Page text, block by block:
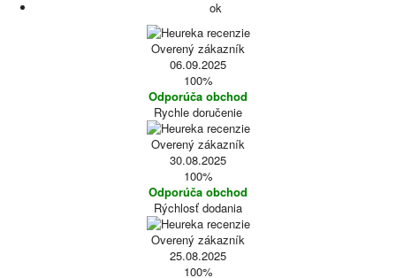
ok
Overený zákazník
06.09.2025
100%
Odporúča obchod
Rychle doručenie
Overený zákazník
30.08.2025
100%
Odporúča obchod
Rýchlosť dodania
Overený zákazník
25.08.2025
100%